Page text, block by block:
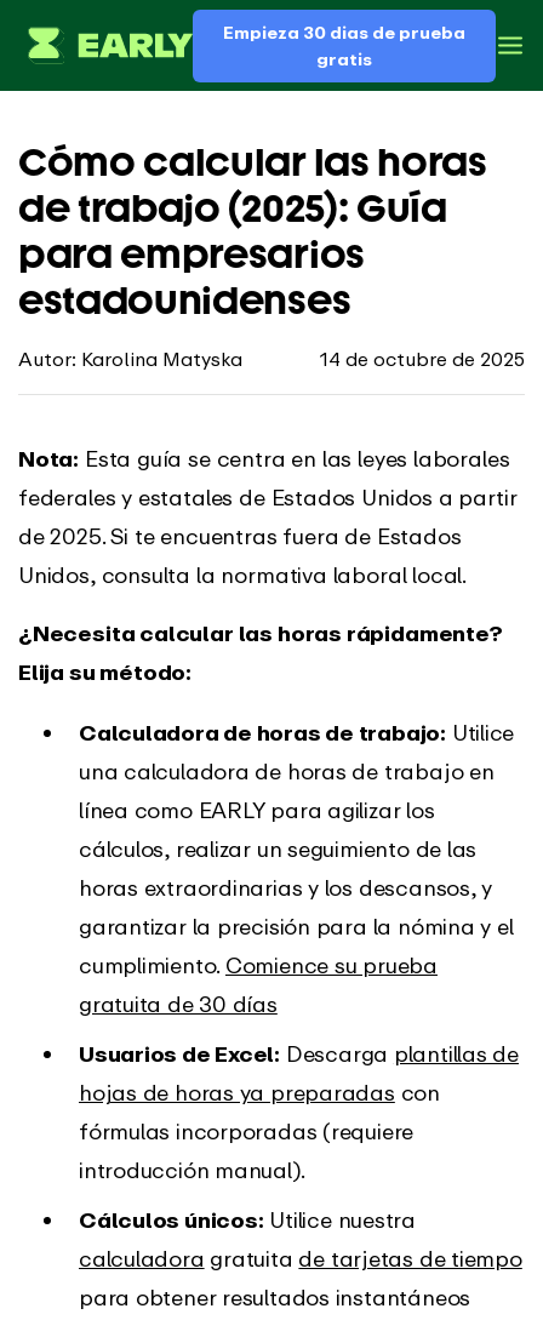
Empieza 30 dias de prueba
gratis
Cómo calcular las horas
de trabajo (2025): Guía
para empresarios
estadounidenses
Autor: Karolina Matyska 14 de octubre de 2025
Nota: Esta guía se centra en las leyes laborales
federales y estatales de Estados Unidos a partir
de 2025. Si te encuentras fuera de Estados
Unidos, consulta la normativa laboral local.
¿Necesita calcular las horas rápidamente?
Elija su método:
Calculadora de horas de trabajo: Utilice
una calculadora de horas de trabajo en
línea como EARLY para agilizar los
cálculos, realizar un seguimiento de las
horas extraordinarias y los descansos, y
garantizar la precisión para la nómina y el
cumplimiento. Comience su prueba
gratuita de 30 días
Usuarios de Excel: Descarga plantillas de
hojas de horas ya preparadas con
fórmulas incorporadas (requiere
introducción manual).
Cálculos únicos: Utilice nuestra
calculadora gratuita de tarjetas de tiempo
para obtener resultados instantáneos